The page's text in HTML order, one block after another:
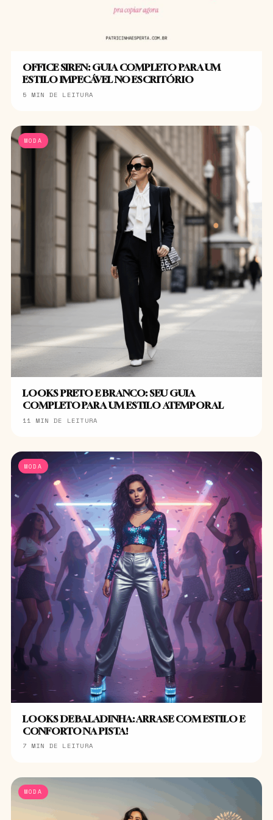
OFFICE SIREN: GUIA COMPLETO PARA UM
ESTILO IMPECÁVEL NO ESCRITÓRIO
5 MIN DE LEITURA
MODA
LOOKS PRETO E BRANCO: SEU GUIA
COMPLETO PARA UM ESTILO ATEMPORAL
11 MIN DE LEITURA
MODA
LOOKS DE BALADINHA: ARRASE COM ESTILO E
CONFORTO NA PISTA!
7 MIN DE LEITURA
MODA